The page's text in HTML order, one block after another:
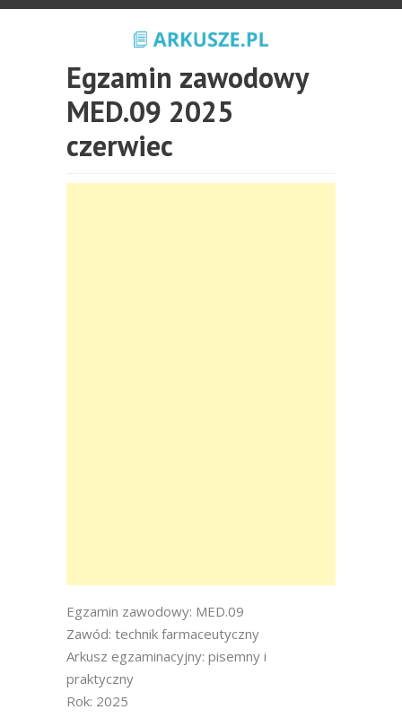
Egzamin zawodowy
MED.09 2025
czerwiec
Egzamin zawodowy: MED.09
Zawód: technik farmaceutyczny
Arkusz egzaminacyjny: pisemny i
praktyczny
Rok: 2025